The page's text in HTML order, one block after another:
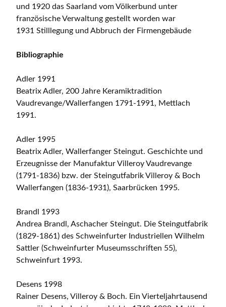
und 1920 das Saarland vom Völkerbund unter
französische Verwaltung gestellt worden war
1931 Stilllegung und Abbruch der Firmengebäude
Bibliographie
Adler 1991
Beatrix Adler, 200 Jahre Keramiktradition
Vaudrevange/Wallerfangen 1791-1991, Mettlach
1991.
Adler 1995
Beatrix Adler, Wallerfanger Steingut. Geschichte und
Erzeugnisse der Manufaktur Villeroy Vaudrevange
(1791-1836) bzw. der Steingutfabrik Villeroy & Boch
Wallerfangen (1836-1931), Saarbrücken 1995.
Brandl 1993
Andrea Brandl, Aschacher Steingut. Die Steingutfabrik
(1829-1861) des Schweinfurter Industriellen Wilhelm
Sattler (Schweinfurter Museumsschriften 55),
Schweinfurt 1993.
Desens 1998
Rainer Desens, Villeroy & Boch. Ein Vierteljahrtausend